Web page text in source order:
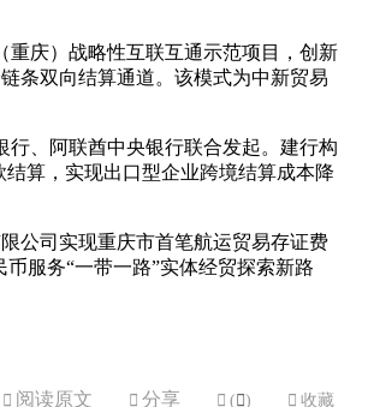
庆）战略性互联互通示范项目，创新
条双向结算通道。该模式为中新贸易
、阿联酋中央银行联合发起。建行构
算，实现出口型企业跨境结算成本降
公司实现重庆市首笔航运贸易存证费
服务“一带一路”实体经贸探索新路
 阅读原文  分享  ( )  收藏